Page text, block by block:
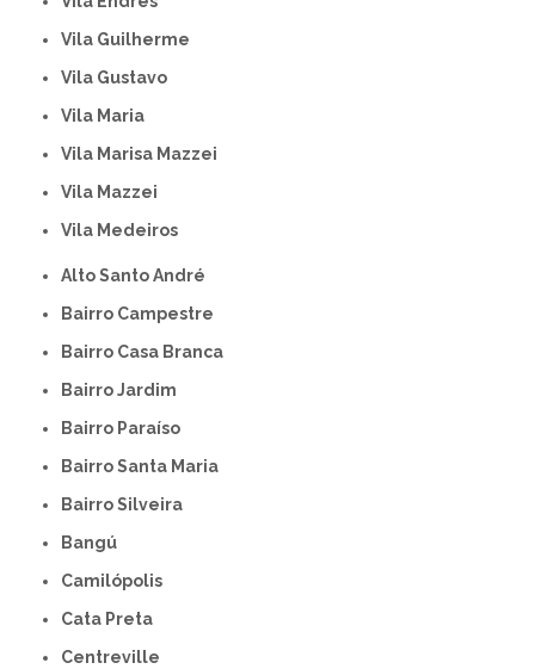
Vila Guilherme
Vila Gustavo
Vila Maria
Vila Marisa Mazzei
Vila Mazzei
Vila Medeiros
Alto Santo André
Bairro Campestre
Bairro Casa Branca
Bairro Jardim
Bairro Paraíso
Bairro Santa Maria
Bairro Silveira
Bangú
Camilópolis
Cata Preta
Centreville